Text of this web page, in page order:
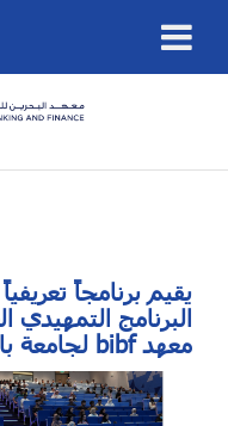
يقيم برنامجاً
البرنامج التمهيدي
لجامعة بانجور bibf معهد